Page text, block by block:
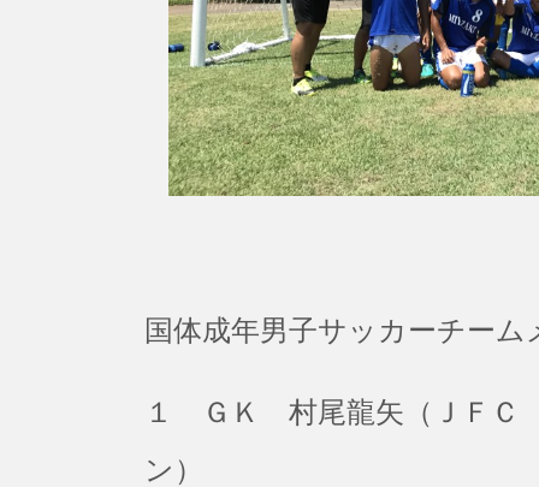
国体成年男子サッカーチーム
１ ＧＫ 村尾龍矢（ＪＦＣ
ン）